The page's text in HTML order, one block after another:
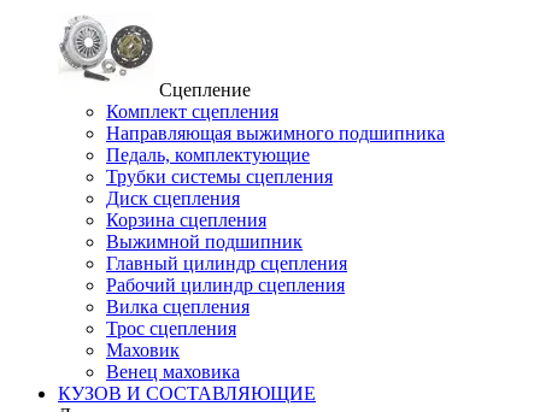
Сцепление
Комплект сцепления
Направляющая выжимного подшипника
Педаль, комплектующие
Трубки системы сцепления
Диск сцепления
Корзина сцепления
Выжимной подшипник
Главный цилиндр сцепления
Рабочий цилиндр сцепления
Вилка сцепления
Трос сцепления
Маховик
Венец маховика
КУЗОВ И СОСТАВЛЯЮЩИЕ